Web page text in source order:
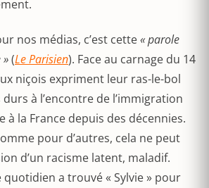
nos médias, c’est cette« parole
(Le Parisien). Face au carnage du 14
niçois expriment leur ras-le-bol
à l’encontre de l’immigration
à la France depuis des décennies.
pour d’autres, cela ne peut
d’un racisme latent, maladif.
a trouvé « Sylvie » pour